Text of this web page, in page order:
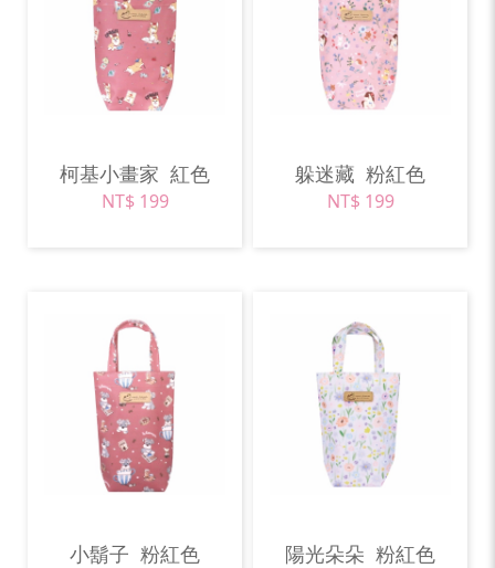
柯基小畫家 紅色
NT$ 199
躲迷藏 粉紅色
NT$ 199
小鬍子 粉紅色 陽光朵朵 粉紅色